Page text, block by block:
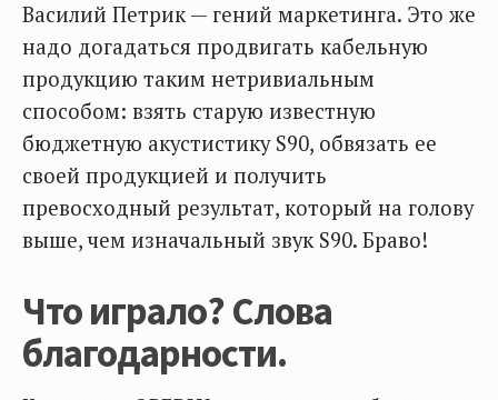
Василий Петрик — гений маркетинга. Это же
надо догадаться продвигать кабельную
продукцию таким нетривиальным
способом: взять старую известную
бюджетную акустистику S90, обвязать ее
своей продукцией и получить
превосходный результат, который на голову
выше, чем изначальный звук S90. Браво!
Что играло? Слова
благодарности.